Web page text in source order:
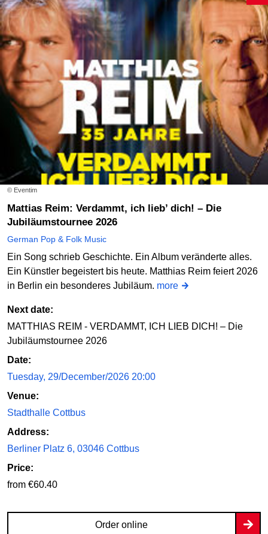
© Eventim
Mattias Reim: Verdammt, ich lieb’ dich! – Die
Jubiläumstournee 2026
German Pop & Folk Music
Ein Song schrieb Geschichte. Ein Album veränderte alles.
Ein Künstler begeistert bis heute. Matthias Reim feiert 2026
in Berlin ein besonderes Jubiläum. more
Next date:
MATTHIAS REIM - VERDAMMT, ICH LIEB DICH! – Die
Jubiläumstournee 2026
Date:
Tuesday, 29/December/2026 20:00
Venue:
Stadthalle Cottbus
Address:
Berliner Platz 6, 03046 Cottbus
Price:
from €60.40
Order online